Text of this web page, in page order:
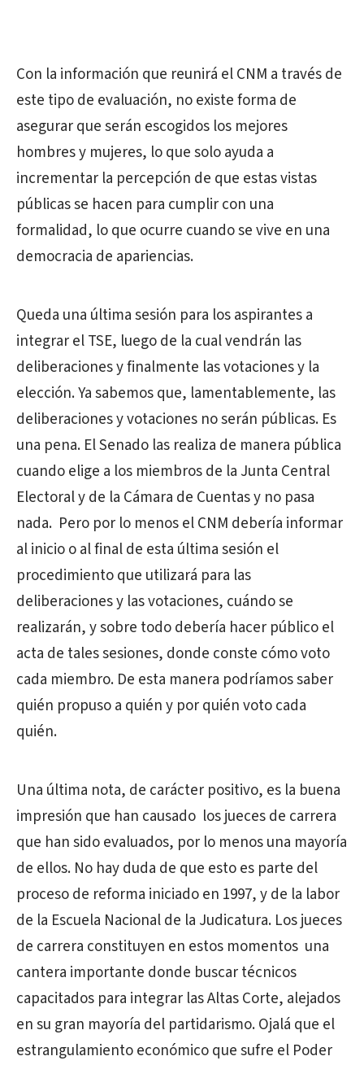
Con la información que reunirá el CNM a través de
este tipo de evaluación, no existe forma de
asegurar que serán escogidos los mejores
hombres y mujeres, lo que solo ayuda a
incrementar la percepción de que estas vistas
públicas se hacen para cumplir con una
formalidad, lo que ocurre cuando se vive en una
democracia de apariencias.
Queda una última sesión para los aspirantes a
integrar el TSE, luego de la cual vendrán las
deliberaciones y finalmente las votaciones y la
elección. Ya sabemos que, lamentablemente, las
deliberaciones y votaciones no serán públicas. Es
una pena. El Senado las realiza de manera pública
cuando elige a los miembros de la Junta Central
Electoral y de la Cámara de Cuentas y no pasa
nada. Pero por lo menos el CNM debería informar
al inicio o al final de esta última sesión el
procedimiento que utilizará para las
deliberaciones y las votaciones, cuándo se
realizarán, y sobre todo debería hacer público el
acta de tales sesiones, donde conste cómo voto
cada miembro. De esta manera podríamos saber
quién propuso a quién y por quién voto cada
quién.
Una última nota, de carácter positivo, es la buena
impresión que han causado los jueces de carrera
que han sido evaluados, por lo menos una mayoría
de ellos. No hay duda de que esto es parte del
proceso de reforma iniciado en 1997, y de la labor
de la Escuela Nacional de la Judicatura. Los jueces
de carrera constituyen en estos momentos una
cantera importante donde buscar técnicos
capacitados para integrar las Altas Corte, alejados
en su gran mayoría del partidarismo. Ojalá que el
estrangulamiento económico que sufre el Poder